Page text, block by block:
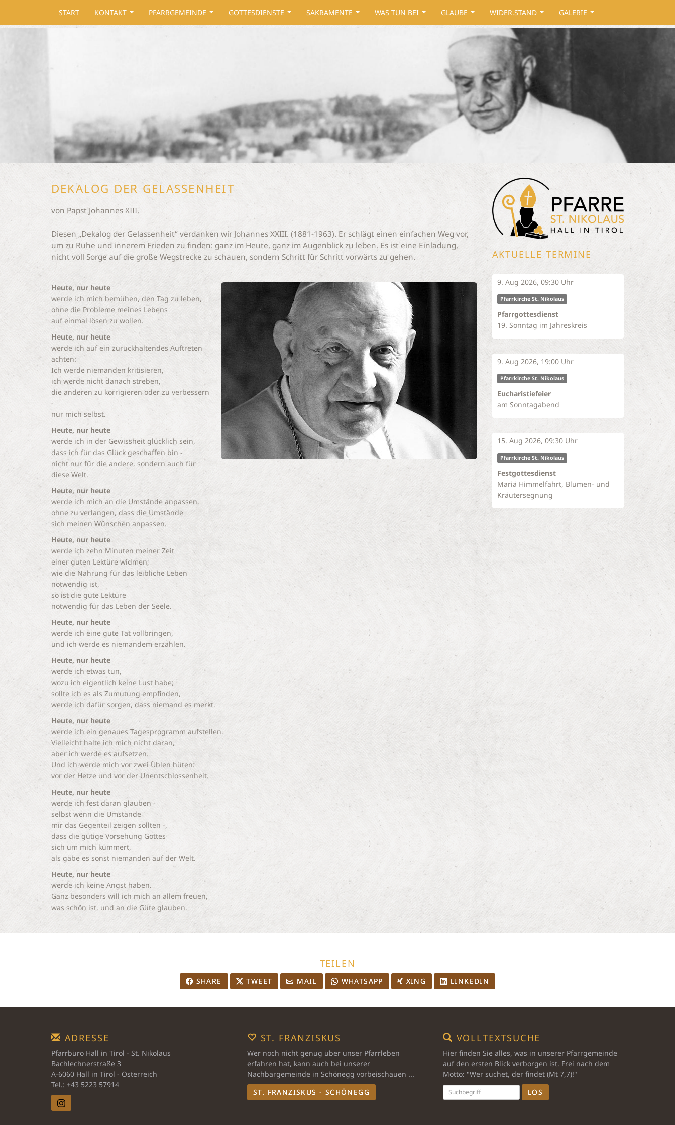
START KONTAKT PFARRGEMEINDE GOTTESDIENSTE SAKRAMENTE WAS TUN BEI GLAUBE WIDER.STAND GALERIE
DEKALOG DER GELASSENHEIT
von Papst Johannes XIII.
Diesen „Dekalog der Gelassenheit“ verdanken wir Johannes XXIII. (1881-1963). Er schlägt einen einfachen Weg vor,
um zu Ruhe und innerem Frieden zu finden: ganz im Heute, ganz im Augenblick zu leben. Es ist eine Einladung,
nicht voll Sorge auf die große Wegstrecke zu schauen, sondern Schritt für Schritt vorwärts zu gehen.
Heute, nur heute
werde ich mich bemühen, den Tag zu leben,
ohne die Probleme meines Lebens
auf einmal lösen zu wollen.
Heute, nur heute
werde ich auf ein zurückhaltendes Auftreten
achten:
Ich werde niemanden kritisieren,
ich werde nicht danach streben,
die anderen zu korrigieren oder zu verbessern
-
nur mich selbst.
Heute, nur heute
werde ich in der Gewissheit glücklich sein,
dass ich für das Glück geschaffen bin -
nicht nur für die andere, sondern auch für
diese Welt.
Heute, nur heute
werde ich mich an die Umstände anpassen,
ohne zu verlangen, dass die Umstände
sich meinen Wünschen anpassen.
Heute, nur heute
werde ich zehn Minuten meiner Zeit
einer guten Lektüre widmen;
wie die Nahrung für das leibliche Leben
notwendig ist,
so ist die gute Lektüre
notwendig für das Leben der Seele.
Heute, nur heute
werde ich eine gute Tat vollbringen,
und ich werde es niemandem erzählen.
Heute, nur heute
werde ich etwas tun,
wozu ich eigentlich keine Lust habe;
sollte ich es als Zumutung empfinden,
werde ich dafür sorgen, dass niemand es merkt.
Heute, nur heute
werde ich ein genaues Tagesprogramm aufstellen.
Vielleicht halte ich mich nicht daran,
aber ich werde es aufsetzen.
Und ich werde mich vor zwei Üblen hüten:
vor der Hetze und vor der Unentschlossenheit.
Heute, nur heute
werde ich fest daran glauben -
selbst wenn die Umstände
mir das Gegenteil zeigen sollten -,
dass die gütige Vorsehung Gottes
sich um mich kümmert,
als gäbe es sonst niemanden auf der Welt.
Heute, nur heute
werde ich keine Angst haben.
Ganz besonders will ich mich an allem freuen,
was schön ist, und an die Güte glauben.
AKTUELLE TERMINE
9. Aug 2026, 09:30 Uhr
Pfarrkirche St. Nikolaus
Pfarrgottesdienst
19. Sonntag im Jahreskreis
9. Aug 2026, 19:00 Uhr
Pfarrkirche St. Nikolaus
Eucharistiefeier
am Sonntagabend
15. Aug 2026, 09:30 Uhr
Pfarrkirche St. Nikolaus
Festgottesdienst
Mariä Himmelfahrt, Blumen- und
Kräutersegnung
TEILEN
SHARE TWEET MAIL WHATSAPP XING LINKEDIN
ADRESSE
Pfarrbüro Hall in Tirol - St. Nikolaus
Bachlechnerstraße 3
A-6060 Hall in Tirol - Österreich
Tel.: +43 5223 57914
ST. FRANZISKUS
Wer noch nicht genug über unser Pfarrleben
erfahren hat, kann auch bei unserer
Nachbargemeinde in Schönegg vorbeischauen ...
ST. FRANZISKUS - SCHÖNEGG
VOLLTEXTSUCHE
Hier finden Sie alles, was in unserer Pfarrgemeinde
auf den ersten Blick verborgen ist. Frei nach dem
Motto: "Wer suchet, der findet (Mt 7,7)!"
LOS